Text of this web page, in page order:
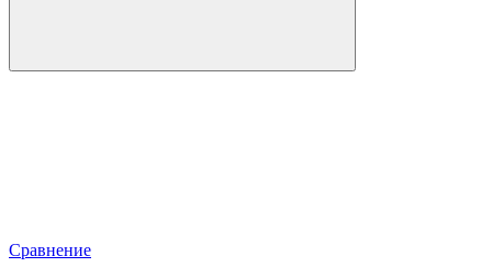
Сравнение